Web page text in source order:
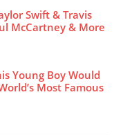
Swift & Travis
McCartney & More
Young Boy Would
Most Famous